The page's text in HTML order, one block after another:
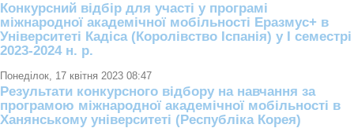
Конкурсний відбір для участі у програмі
міжнародної академічної мобільності Еразмус+ в
Університеті Кадіса (Королівство Іспанія) у І семестрі
2023-2024 н. р.
Понеділок, 17 квітня 2023 08:47
Результати конкурсного відбору на навчання за
програмою міжнародної академічної мобільності в
Ханянському університеті (Республіка Корея)